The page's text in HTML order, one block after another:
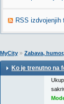
RSS
MyCity » Zabava,
Ko je trenutno na